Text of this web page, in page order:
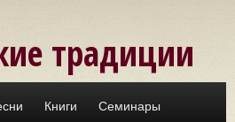
традиции
Книги Семинары